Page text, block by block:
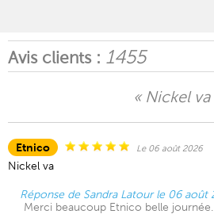
Avis clients : 1455
« Nickel va
Etnico Le 06 août 2026
Nickel va
Réponse de Sandra Latour le 06 août
Merci beaucoup Etnico belle journée.